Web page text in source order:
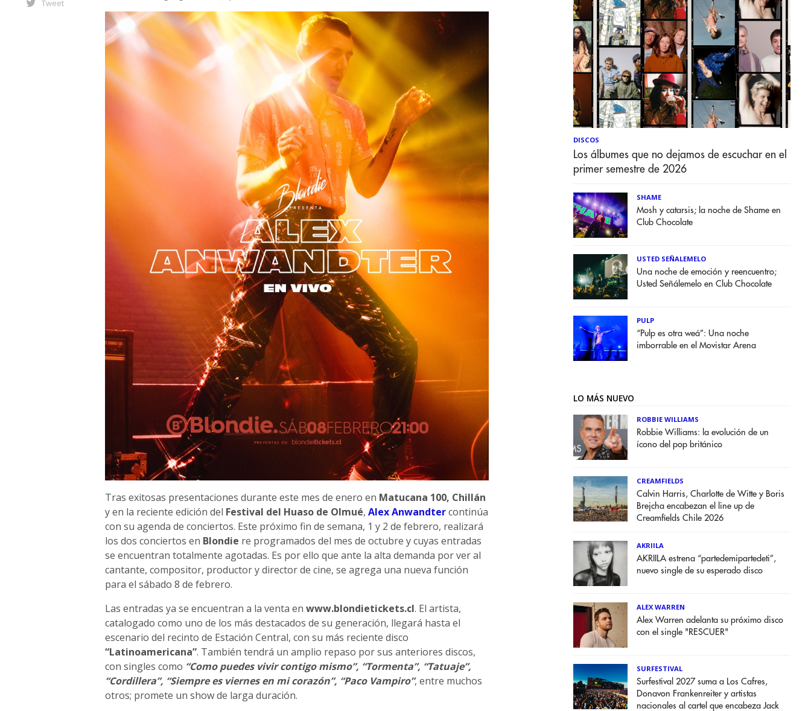
Tweet
Tras exitosas presentaciones durante este mes de enero en Matucana 100, Chillán
y en la reciente edición del Festival del Huaso de Olmué, Alex Anwandtercontinúa
con su agenda de conciertos. Este próximo fin de semana, 1 y 2 de febrero, realizará
los dos conciertos en Blondie re programados del mes de octubre y cuyas entradas
se encuentran totalmente agotadas. Es por ello que ante la alta demanda por ver al
cantante, compositor, productor y director de cine, se agrega una nueva función
para el sábado 8 de febrero.
Las entradas ya se encuentran a la venta en www.blondietickets.cl. El artista,
catalogado como uno de los más destacados de su generación, llegará hasta el
escenario del recinto de Estación Central, con su más reciente disco
“Latinoamericana”. También tendrá un amplio repaso por sus anteriores discos,
con singles como “Como puedes vivir contigo mismo”, “Tormenta”, “Tatuaje”,
“Cordillera”, “Siempre es viernes en mi corazón”, “Paco Vampiro”, entre muchos
otros; promete un show de larga duración.
DISCOS
Los álbumes que no dejamos de escuchar en el
primer semestre de 2026
SHAME
Mosh y catarsis; la noche de Shame en
Club Chocolate
USTED SEÑALEMELO
Una noche de emoción y reencuentro;
Usted Señálemelo en Club Chocolate
PULP
“Pulp es otra weá”: Una noche
imborrable en el Movistar Arena
LO MÁS NUEVO
ROBBIE WILLIAMS
Robbie Williams: la evolución de un
ícono del pop británico
CREAMFIELDS
Calvin Harris, Charlotte de Witte y Boris
Brejcha encabezan el line up de
Creamfields Chile 2026
AKRIILA
AKRIILA estrena “partedemipartedeti”,
nuevo single de su esperado disco
ALEX WARREN
Alex Warren adelanta su próximo disco
con el single "RESCUER"
SURFESTIVAL
Surfestival 2027 suma a Los Cafres,
Donavon Frankenreiter y artistas
nacionales al cartel que encabeza Jack